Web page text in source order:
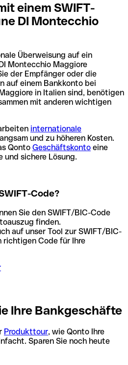
einem SWIFT-
DI Montecchio
Überweisung auf ein
Montecchio Maggiore
der Empfänger oder die
auf einem Bankkonto bei
in Italien sind, benötigen
mit anderen wichtigen
internationale
und zu höheren Kosten.
Qonto Geschäftskonto eine
und sichere Lösung.
Code?
Sie den SWIFT/BIC-Code
finden.
auf unser Tool zur SWIFT/BIC-
richtigen Code für Ihre
Ihre Bankgeschäfte
Produkttour, wie Qonto Ihre
Sparen Sie noch heute